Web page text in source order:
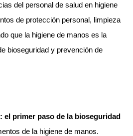
del personal de salud en higiene
de protección personal, limpieza
que la higiene de manos es la
bioseguridad y prevención de
el primer paso de la bioseguridad
de la higiene de manos.